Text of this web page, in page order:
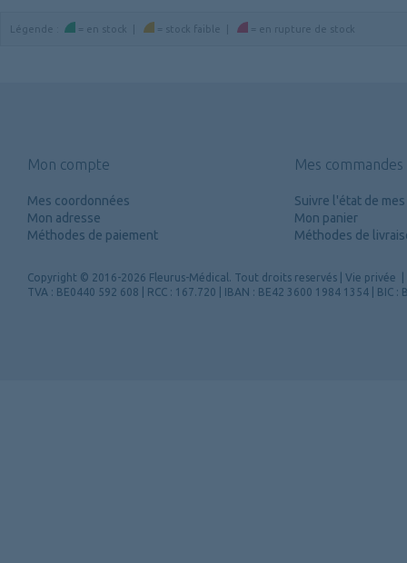
Légende = en stock = stock faible = en rupture de stock
Mon compte
Mes coordonnées
Mon adresse
Méthodes de paiement
Mes commandes
Suivre l'état de
Mon panier
Méthodes de
Copyright © 2016-2026 Fleurus-Médical. Tout droits reservés Vie privée
TVA : BE0440 592 608 | RCC : 167.720 | IBAN : BE42 3600 1984 1354 | BIC :